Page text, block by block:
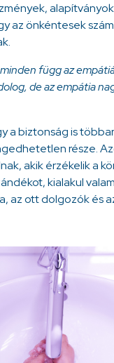
az önkéntesek
függ az
de az empátia
a biztonság is
része.
akik érzékelik a
kialakul
az ott dolgozók és